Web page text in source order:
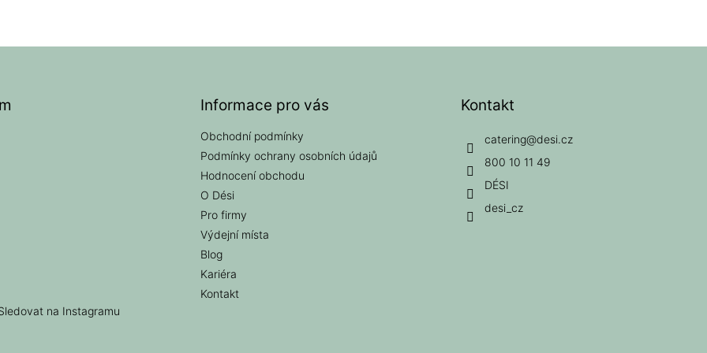
na Instagramu
Informace pro vás
Obchodní podmínky
Podmínky ochrany osobních údajů
Hodnocení obchodu
O Dési
Pro firmy
Výdejní místa
Blog
Kariéra
Kontakt
Kontakt
catering@desi.cz
800 10 11 49
DÉSI
desi_cz